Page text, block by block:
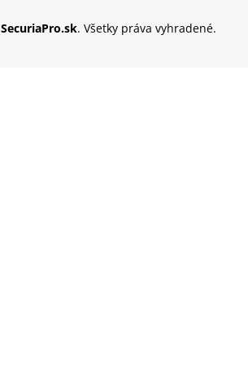
SecuriaPro.sk. Všetky práva vyhradené.